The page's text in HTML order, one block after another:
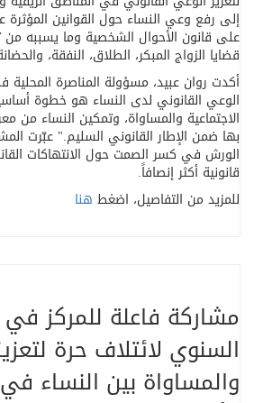
إلى رفع وعي النساء حول القوانين المؤثرة
على قانون الأحوال الشخصية وما يسببه
قضايا الزواج المبكر، الطلاق، النفقة،
أكدت روان عبيد، مسؤولة المناصرة المحلية
الوعي القانوني لدى النساء هو خطوة
الاجتماعية والمساواة، وتمكين النساء من
بها ضمن الإطار القانوني السليم." عبّرت
الورش في كسر الصمت حول الانتهاكات
قانونية أكثر إنصافاً.
للمزيد من التفاصيل، اضغط هنا
مشاركة فاعلة للمركز في
السنوي لائتلاف حرة
والمساواة بين النساء